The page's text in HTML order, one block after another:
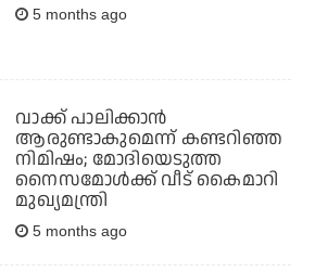
5 months ago
വാക്ക് പാലിക്കാന്‍
ആരുണ്ടാകുമെന്ന് കണ്ടറിഞ്ഞ
നിമിഷം; മോദിയെടുത്ത
നൈസമോള്‍ക്ക് വീട് കൈമാറി
മുഖ്യമന്ത്രി
5 months ago